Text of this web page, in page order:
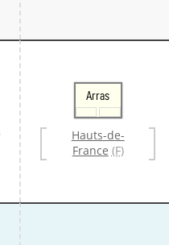
Arras
Hauts-de-
France (F)